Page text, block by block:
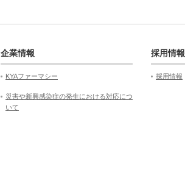
企業情報
KYAファーマシー
災害や新興感染症の発生における対応につ
いて
採用情報
採用情報